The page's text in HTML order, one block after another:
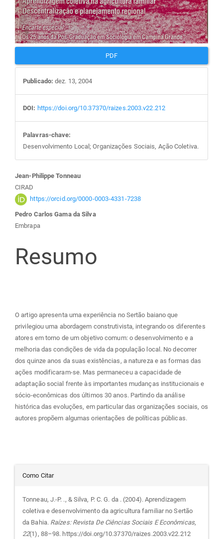
PDF
Publicado: dez. 13, 2004
DOI: https://doi.org/10.37370/raizes.2003.v22.212
Palavras-chave:
Desenvolvimento Local; Organizações Sociais, Ação Coletiva.
Conteúdo
do
artigo
principal
Jean-Philippe Tonneau
CIRAD
https://orcid.org/0000-0003-4331-7238
Pedro Carlos Gama da Silva
Embrapa
Resumo
O artigo apresenta uma experiência no Sertão baiano que
privilegiou uma abordagem construtivista, integrando os diferentes
atores em torno de um objetivo comum: o desenvolvimento e a
melhoria das condições de vida da população local. No decorrer
dos quinze anos da suas existências, a natureza e as formas das
ações modificaram-se. Mas permaneceu a capacidade de
adaptação social frente às importantes mudanças institucionais e
sócio-econômicas dos últimos 30 anos. Partindo da análise
histórica das evoluções, em particular das organizações sociais, os
autores propõem algumas orientações de políticas públicas.
Detalhes
do
artigo
Como Citar
Tonneau, J.-P. ., & Silva, P. C. G. da . (2004). Aprendizagem
coletiva e desenvolvimento da agricultura familiar no Sertão
da Bahia. Raízes: Revista De Ciências Sociais E Econômicas,
22(1), 88–98. https://doi.org/10.37370/raizes.2003.v22.212